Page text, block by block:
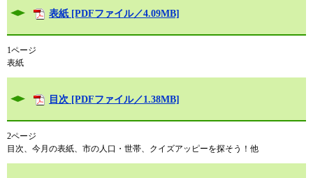
表紙 [PDFファイル／4.09MB]
1ページ
表紙
目次 [PDFファイル／1.38MB]
2ページ
目次、今月の表紙、市の人口・世帯、クイズアッピーを探そう！他